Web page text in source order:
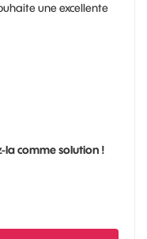
une excellente
la comme solution !